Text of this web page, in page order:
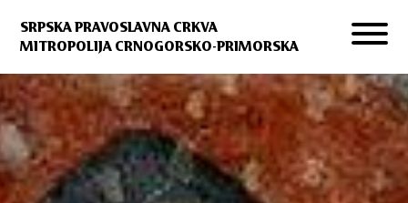
SRPSKA PRAVOSLAVNA CRKVA
MITROPOLIJA CRNOGORSKO-PRIMORSKA